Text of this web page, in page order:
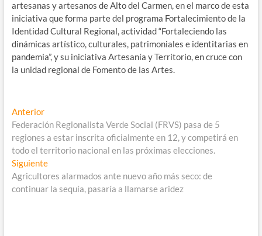
artesanas y artesanos de Alto del Carmen, en el marco de esta
iniciativa que forma parte del programa Fortalecimiento de la
Identidad Cultural Regional, actividad “Fortaleciendo las
dinámicas artístico, culturales, patrimoniales e identitarias en
pandemia”, y su iniciativa Artesanía y Territorio, en cruce con
la unidad regional de Fomento de las Artes.
Navegación
de
entradas
AnteriorEntrada
anterior:
Federación Regionalista Verde Social (FRVS) pasa de 5
regiones a estar inscrita oficialmente en 12, y competirá en
todo el territorio nacional en las próximas elecciones.
SiguienteEntrada
siguiente:
Agricultores alarmados ante nuevo año más seco: de
continuar la sequía, pasaría a llamarse aridez